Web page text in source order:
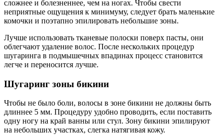
сложнее и болезненнее, чем на ногах. Чтобы свести
неприятные ощущения к минимуму, следует брать маленькие
комочки и поэтапно эпилировать небольшие зоны.
Лучше использовать тканевые полоски поверх пасты, они
облегчают удаление волос. После нескольких процедур
шугаринга в подмышечных впадинах процесс становится
легче и переносится лучше.
Шугаринг зоны бикини
Чтобы не было боли, волосы в зоне бикини не должны быть
длиннее 5 мм. Процедуру удобно проводить, если поставить
одну ногу на край ванны или стул. Зону бикини эпилируют
на небольших участках, слегка натягивая кожу.